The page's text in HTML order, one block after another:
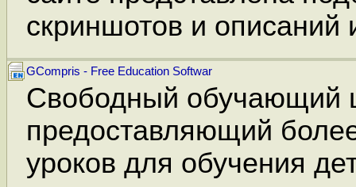
скриншотов и описаний
GCompris - Free Education Softwar
Свободный обучающий
предоставляющий
уроков для обучения